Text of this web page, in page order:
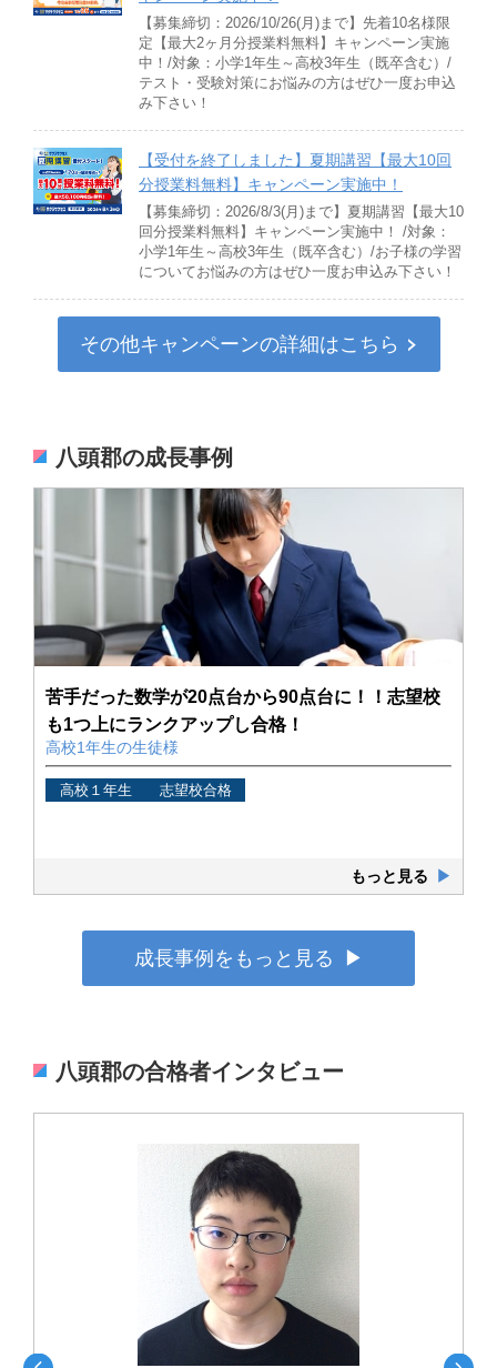
【募集締切：2026/10/26(月)まで】先着10名様限
定【最大2ヶ月分授業料無料】キャンペーン実施
中！/対象：小学1年生～高校3年生（既卒含む）/
テスト・受験対策にお悩みの方はぜひ一度お申込
み下さい！
【受付を終了しました】夏期講習【最大10回
分授業料無料】キャンペーン実施中！
【募集締切：2026/8/3(月)まで】夏期講習【最大10
回分授業料無料】キャンペーン実施中！ /対象：
小学1年生～高校3年生（既卒含む）/お子様の学習
についてお悩みの方はぜひ一度お申込み下さい！
その他キャンペーンの詳細はこちら
八頭郡の成長事例
苦手だった数学が20点台から90点台に！！志望校
も1つ上にランクアップし合格！
高校1年生の生徒様
高校１年生 志望校合格
もっと見る ▶
成長事例をもっと見る ▶
八頭郡の合格者インタビュー